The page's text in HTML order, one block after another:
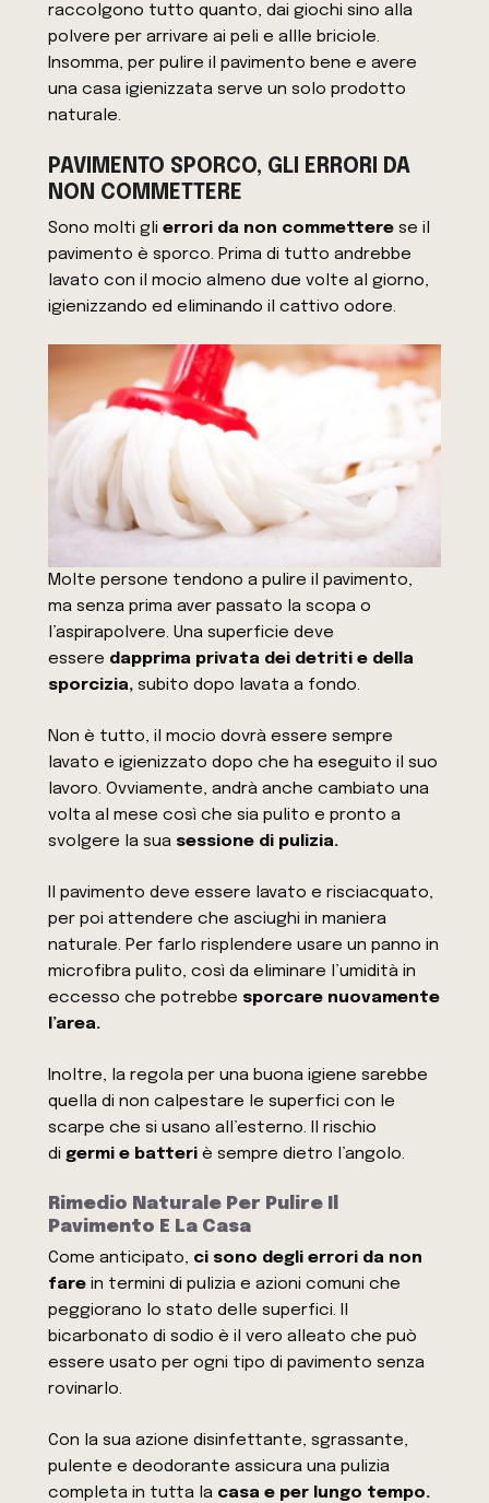
raccolgono tutto quanto, dai giochi sino alla
polvere per arrivare ai peli e allle briciole.
Insomma, per pulire il pavimento bene e avere
una casa igienizzata serve un solo prodotto
naturale.
PAVIMENTO SPORCO, GLI ERRORI DA
NON COMMETTERE
Sono molti gli errori da non commettere se il
pavimento è sporco. Prima di tutto andrebbe
lavato con il mocio almeno due volte al giorno,
igienizzando ed eliminando il cattivo odore.
Molte persone tendono a pulire il pavimento,
ma senza prima aver passato la scopa o
l’aspirapolvere. Una superficie deve
essere dapprima privata dei detriti e della
sporcizia, subito dopo lavata a fondo.
Non è tutto, il mocio dovrà essere sempre
lavato e igienizzato dopo che ha eseguito il suo
lavoro. Ovviamente, andrà anche cambiato una
volta al mese così che sia pulito e pronto a
svolgere la sua sessione di pulizia.
Il pavimento deve essere lavato e risciacquato,
per poi attendere che asciughi in maniera
naturale. Per farlo risplendere usare un panno in
microfibra pulito, così da eliminare l’umidità in
eccesso che potrebbe sporcare nuovamente
l’area.
Inoltre, la regola per una buona igiene sarebbe
quella di non calpestare le superfici con le
scarpe che si usano all’esterno. Il rischio
di germi e batteri è sempre dietro l’angolo.
Rimedio Naturale Per Pulire Il
Pavimento E La Casa
Come anticipato, ci sono degli errori da non
fare in termini di pulizia e azioni comuni che
peggiorano lo stato delle superfici. Il
bicarbonato di sodio è il vero alleato che può
essere usato per ogni tipo di pavimento senza
rovinarlo.
Con la sua azione disinfettante, sgrassante,
pulente e deodorante assicura una pulizia
completa in tutta la casa e per lungo tempo.